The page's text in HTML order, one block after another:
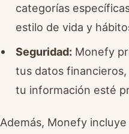
categorías
estilo de vida y
Seguridad: Monefy
tus datos
tu información esté
Además, Monefy